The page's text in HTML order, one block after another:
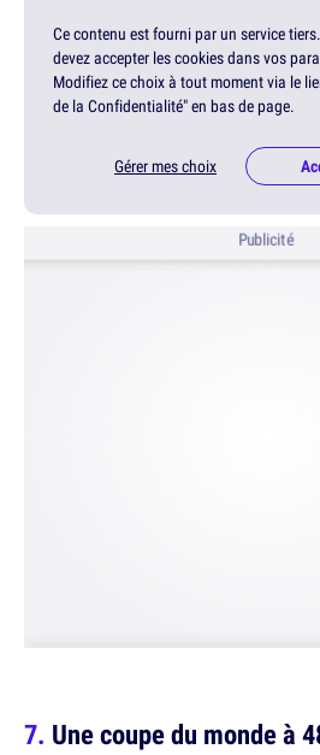
Ce contenu est fourni par un service
devez accepter les cookies dans vos
Modifiez ce choix à tout moment via le
de la Confidentialité" en bas de page.
Gérer mes choix
Publicité
Une coupe du monde à